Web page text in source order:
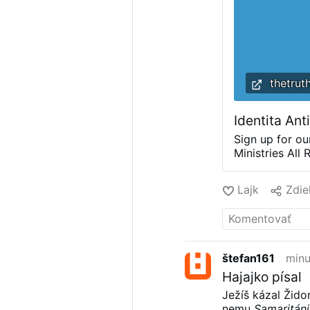
Identita
Sign up for
Ministries All
Lajk
štefan161
Hajajko písal
Ježíš kázal